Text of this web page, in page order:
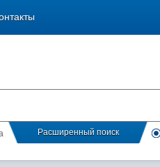
Расширенный поиск